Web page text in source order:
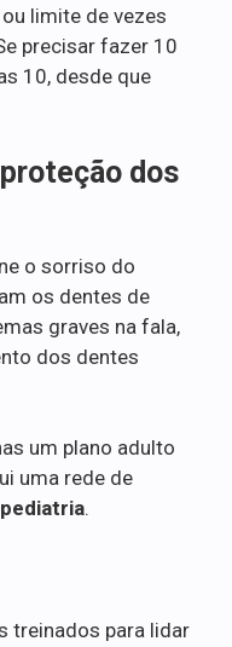
limite de vezes
precisar fazer 10
10, desde que
dos
o sorriso do
os dentes de
graves na fala,
dos dentes
um plano adulto
uma rede de
.
treinados para lidar